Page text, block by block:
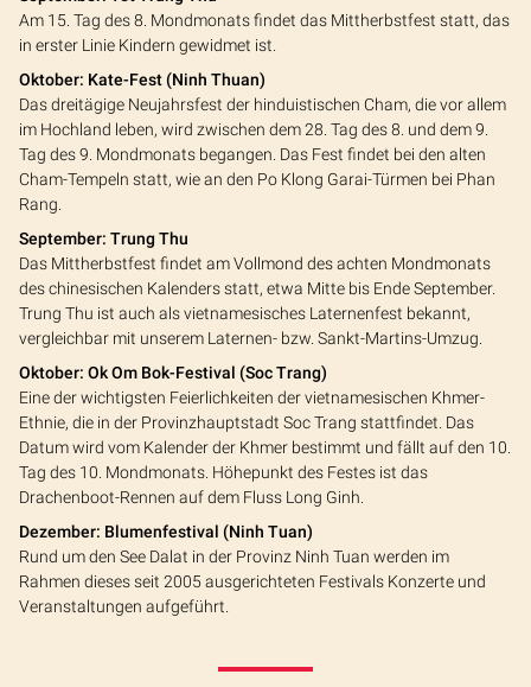
Am 15. Tag des 8. Mondmonats findet das Mittherbstfest statt, das
in erster Linie Kindern gewidmet ist.
Oktober: Kate-Fest (Ninh Thuan)
Das dreitägige Neujahrsfest der hinduistischen Cham, die vor allem
im Hochland leben, wird zwischen dem 28. Tag des 8. und dem 9.
Tag des 9. Mondmonats begangen. Das Fest findet bei den alten
Cham-Tempeln statt, wie an den Po Klong Garai-Türmen bei Phan
Rang.
September: Trung Thu
Das Mittherbstfest findet am Vollmond des achten Mondmonats
des chinesischen Kalenders statt, etwa Mitte bis Ende September.
Trung Thu ist auch als vietnamesisches Laternenfest bekannt,
vergleichbar mit unserem Laternen- bzw. Sankt-Martins-Umzug.
Oktober: Ok Om Bok-Festival (Soc Trang)
Eine der wichtigsten Feierlichkeiten der vietnamesischen Khmer-
Ethnie, die in der Provinzhauptstadt Soc Trang stattfindet. Das
Datum wird vom Kalender der Khmer bestimmt und fällt auf den 10.
Tag des 10. Mondmonats. Höhepunkt des Festes ist das
Drachenboot-Rennen auf dem Fluss Long Ginh.
Dezember: Blumenfestival (Ninh Tuan)
Rund um den See Dalat in der Provinz Ninh Tuan werden im
Rahmen dieses seit 2005 ausgerichteten Festivals Konzerte und
Veranstaltungen aufgeführt.